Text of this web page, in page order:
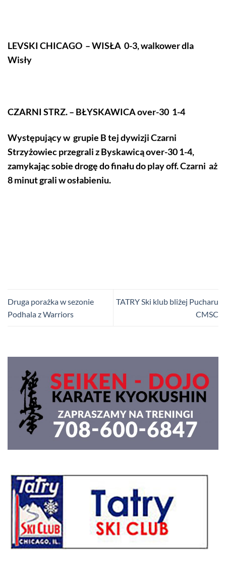
LEVSKI CHICAGO – WISŁA 0-3, walkower dla
Wisły
CZARNI STRZ. – BŁYSKAWICA over-30 1-4
Występujący w grupie B tej dywizji Czarni
Strzyżowiec przegrali z Byskawicą over-30 1-4,
zamykając sobie drogę do finału do play off. Czarni aż
8 minut grali w osłabieniu.
Druga porażka w sezonie
Podhala z Warriors
TATRY Ski klub bliżej Pucharu
CMSC